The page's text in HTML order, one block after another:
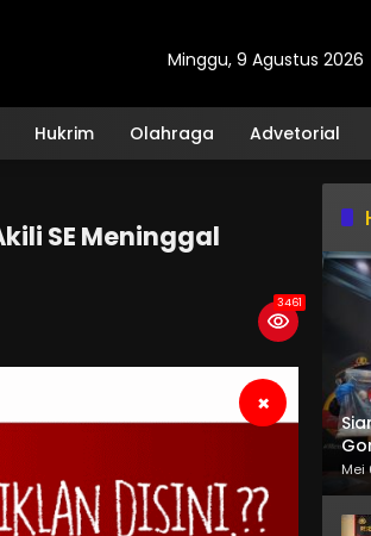
Minggu, 9 Agustus 2026
Hukrim Olahraga Advetorial
SE Meninggal
3461
×
Mei